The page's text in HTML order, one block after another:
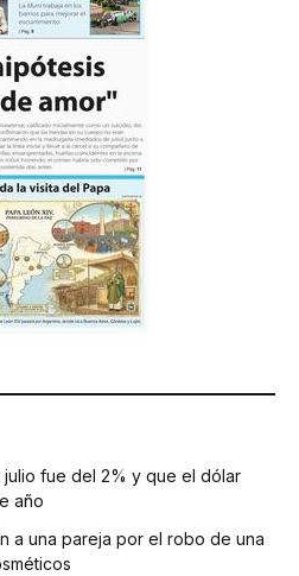
julio fue del 2% y que el dólar
año
a una pareja por el robo de una